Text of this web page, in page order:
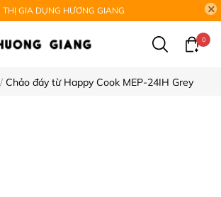
THỊ GIA DỤNG HƯƠNG GIANG
0
/ Chảo đáy từ Happy Cook MEP-24IH Grey